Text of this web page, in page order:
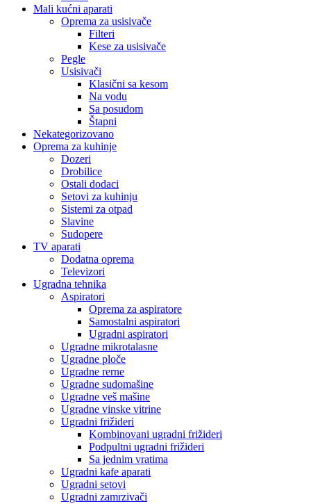
Mali kućni aparati
Oprema za usisivače
Filteri
Kese za usisivače
Pegle
Usisivači
Klasični sa kesom
Na vodu
Sa posudom
Štapni
Nekategorizovano
Oprema za kuhinje
Dozeri
Drobilice
Ostali dodaci
Setovi za kuhinju
Sistemi za otpad
Slavine
Sudopere
TV aparati
Dodatna oprema
Televizori
Ugradna tehnika
Aspiratori
Oprema za aspiratore
Samostalni aspiratori
Ugradni aspiratori
Ugradne mikrotalasne
Ugradne ploče
Ugradne rerne
Ugradne sudomašine
Ugradne veš mašine
Ugradne vinske vitrine
Ugradni frižideri
Kombinovani ugradni frižideri
Podpultni ugradni frižideri
Sa jednim vratima
Ugradni kafe aparati
Ugradni setovi
Ugradni zamrzivači